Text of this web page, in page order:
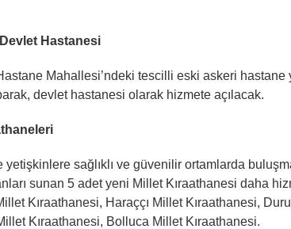
Hastanesi
Mahallesi’ndeki tescilli eski askeri hastane
devlet hastanesi olarak hizmete açılacak.
yetişkinlere sağlıklı ve güvenilir ortamlarda
sunan 5 adet yeni Millet Kıraathanesi daha
Kıraathanesi, Haraççı Millet Kıraathanesi,
Kıraathanesi, Bolluca Millet Kıraathanesi.